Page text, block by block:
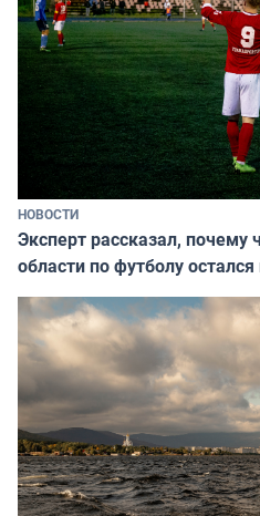
НОВОСТИ
Эксперт рассказал,
области по футболу